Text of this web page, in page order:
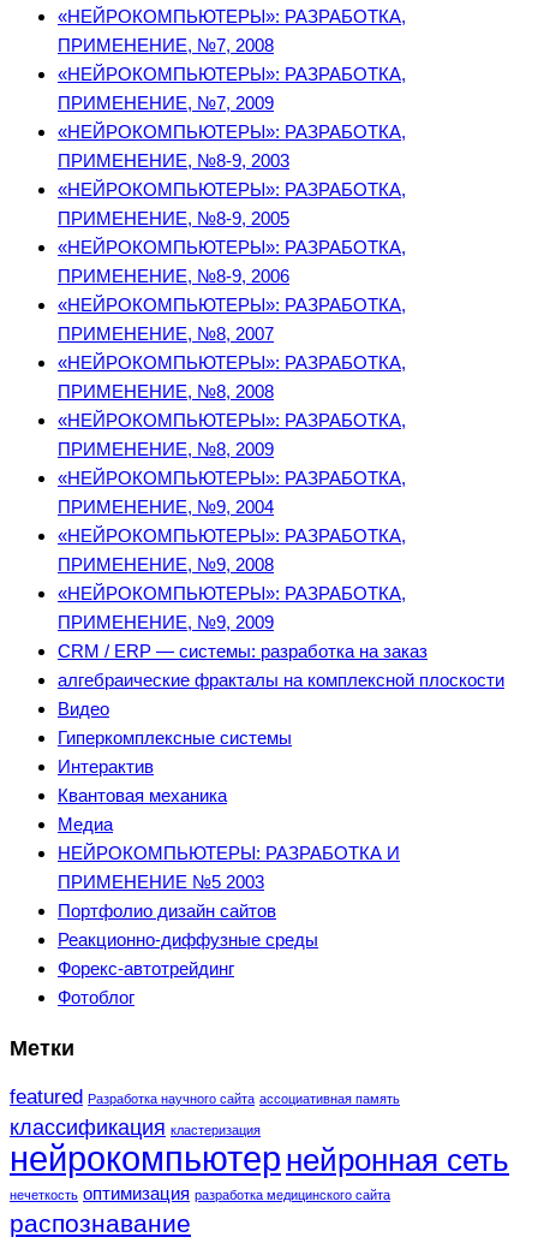
«НЕЙРОКОМПЬЮТЕРЫ»: РАЗРАБОТКА,
ПРИМЕНЕНИЕ, №7, 2008
«НЕЙРОКОМПЬЮТЕРЫ»: РАЗРАБОТКА,
ПРИМЕНЕНИЕ, №7, 2009
«НЕЙРОКОМПЬЮТЕРЫ»: РАЗРАБОТКА,
ПРИМЕНЕНИЕ, №8-9, 2003
«НЕЙРОКОМПЬЮТЕРЫ»: РАЗРАБОТКА,
ПРИМЕНЕНИЕ, №8-9, 2005
«НЕЙРОКОМПЬЮТЕРЫ»: РАЗРАБОТКА,
ПРИМЕНЕНИЕ, №8-9, 2006
«НЕЙРОКОМПЬЮТЕРЫ»: РАЗРАБОТКА,
ПРИМЕНЕНИЕ, №8, 2007
«НЕЙРОКОМПЬЮТЕРЫ»: РАЗРАБОТКА,
ПРИМЕНЕНИЕ, №8, 2008
«НЕЙРОКОМПЬЮТЕРЫ»: РАЗРАБОТКА,
ПРИМЕНЕНИЕ, №8, 2009
«НЕЙРОКОМПЬЮТЕРЫ»: РАЗРАБОТКА,
ПРИМЕНЕНИЕ, №9, 2004
«НЕЙРОКОМПЬЮТЕРЫ»: РАЗРАБОТКА,
ПРИМЕНЕНИЕ, №9, 2008
«НЕЙРОКОМПЬЮТЕРЫ»: РАЗРАБОТКА,
ПРИМЕНЕНИЕ, №9, 2009
CRM / ERP — системы: разработка на заказ
алгебраические фракталы на комплексной плоскости
Видео
Гиперкомплексные системы
Интерактив
Квантовая механика
Медиа
НЕЙРОКОМПЬЮТЕРЫ: РАЗРАБОТКА И
ПРИМЕНЕНИЕ №5 2003
Портфолио дизайн сайтов
Реакционно-диффузные среды
Форекс-автотрейдинг
Фотоблог
Метки
featured Разработка научного сайта ассоциативная память
классификация кластеризация
нейрокомпьютер нейронная сеть
нечеткость оптимизация разработка медицинского сайта
распознавание